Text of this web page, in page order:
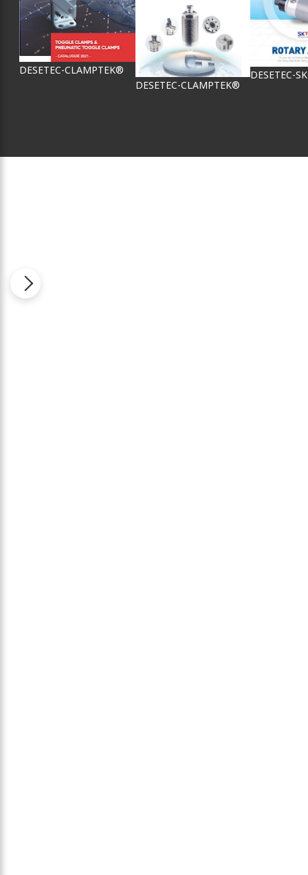
DESETEC-CLAMPTEK®
DESETEC-CLAMPTEK®
DESETEC-